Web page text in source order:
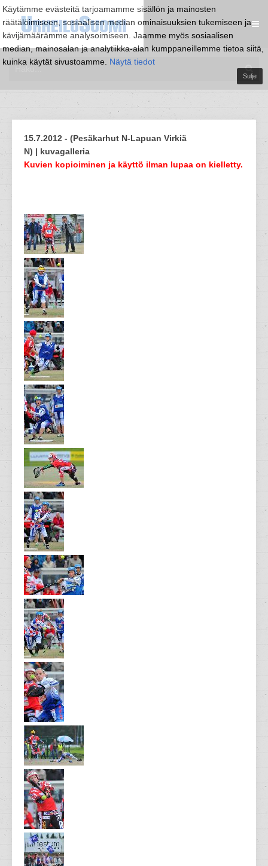
Käytämme evästeitä tarjoamamme sisällön ja mainosten
räätälöimiseen, sosiaalisen median ominaisuuksien tukemiseen ja
kävijämäärämme analysoimiseen. Jaamme myös sosiaalisen
median, mainosalan ja analytiikka-alan kumppaneillemme tietoa siitä,
kuinka käytät sivustoamme. Näytä tiedot
Sulje
15.7.2012 - (Pesäkarhut N-Lapuan Virkiä
N) | kuvagalleria
Kuvien kopioiminen ja käyttö ilman lupaa on kielletty.